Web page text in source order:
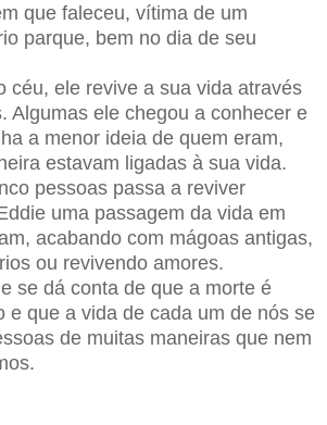
que faleceu, vítima de um
parque, bem no dia de seu
céu, ele revive a sua vida através
Algumas ele chegou a conhecer e
a menor ideia de quem eram,
estavam ligadas à sua vida.
pessoas passa a reviver
uma passagem da vida em
acabando com mágoas antigas,
ou revivendo amores.
se dá conta de que a morte é
e que a vida de cada um de nós se
de muitas maneiras que nem